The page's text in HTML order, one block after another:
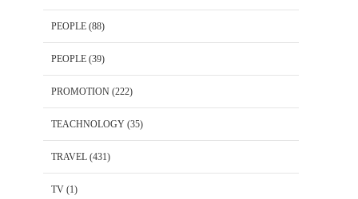
PEOPLE (88)
PEOPLE (39)
PROMOTION (222)
TEACHNOLOGY (35)
TRAVEL (431)
TV (1)